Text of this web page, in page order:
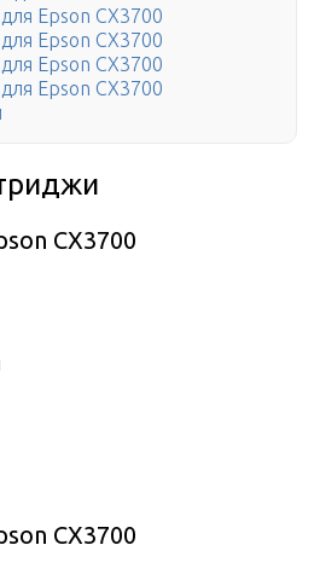
Epson CX3700
Epson CX3700
Epson CX3700
Epson CX3700
CX3700
CX3700